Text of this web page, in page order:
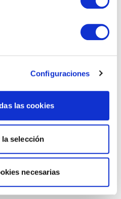
Configuraciones
las cookies
selección
necesarias